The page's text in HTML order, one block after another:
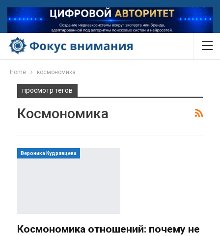
Home космономика
просмотр тегов
Космономика
Вероника Кудрявцева
Космономика отношений: почему не